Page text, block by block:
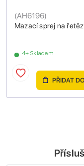
Mazací sprej na
(AH6196)
4+ Skladem
PŘIDAT